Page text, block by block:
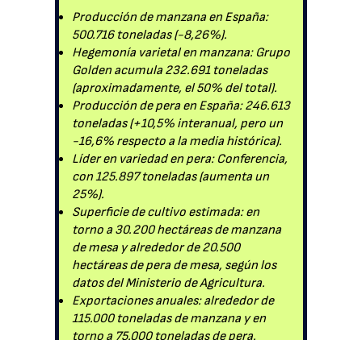
Producción de manzana en España:
500.716 toneladas (-8,26%).
Hegemonía varietal en manzana: Grupo
Golden acumula 232.691 toneladas
(aproximadamente, el 50% del total).
Producción de pera en España: 246.613
toneladas (+10,5% interanual, pero un
-16,6% respecto a la media histórica).
Líder en variedad en pera: Conferencia,
con 125.897 toneladas (aumenta un
25%).
Superficie de cultivo estimada: en
torno a 30.200 hectáreas de manzana
de mesa y alrededor de 20.500
hectáreas de pera de mesa, según los
datos del Ministerio de Agricultura.
Exportaciones anuales: alrededor de
115.000 toneladas de manzana y en
torno a 75.000 toneladas de pera.